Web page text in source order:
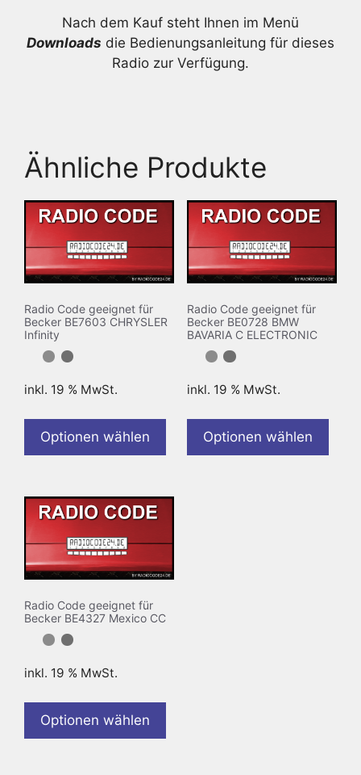
Nach dem Kauf steht Ihnen im Menü
Downloads die Bedienungsanleitung für dieses
Radio zur Verfügung.
Ähnliche Produkte
Radio Code geeignet für
Becker BE7603 CHRYSLER
Infinity
inkl. 19 % MwSt.
Optionen wählen
Radio Code geeignet für
Becker BE0728 BMW
BAVARIA C ELECTRONIC
inkl. 19 % MwSt.
Optionen wählen
Radio Code geeignet für
Becker BE4327 Mexico CC
inkl. 19 % MwSt.
Optionen wählen